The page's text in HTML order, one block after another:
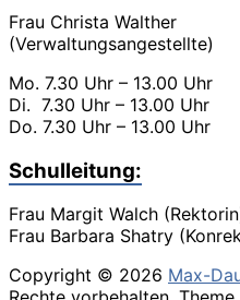
Frau Christa Walther
(Verwaltungsangestellte)
Mo. 7.30 Uhr – 13.00 Uhr
Di. 7.30 Uhr – 13.00 Uhr
Do. 7.30 Uhr – 13.00 Uhr
Schulleitung:
Frau Margit Walch
Frau Barbara Shatry
Copyright © 2026 Max-